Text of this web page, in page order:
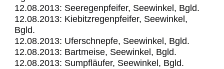
12.08.2013: Seeregenpfeifer, Seewinkel, Bgld.
12.08.2013: Kiebitzregenpfeifer, Seewinkel,
Bgld.
12.08.2013: Uferschnepfe, Seewinkel, Bgld.
12.08.2013: Bartmeise, Seewinkel, Bgld.
12.08.2013: Sumpfläufer, Seewinkel, Bgld.